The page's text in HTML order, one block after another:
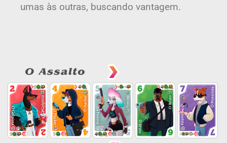
umas às outras, buscando vantagem.